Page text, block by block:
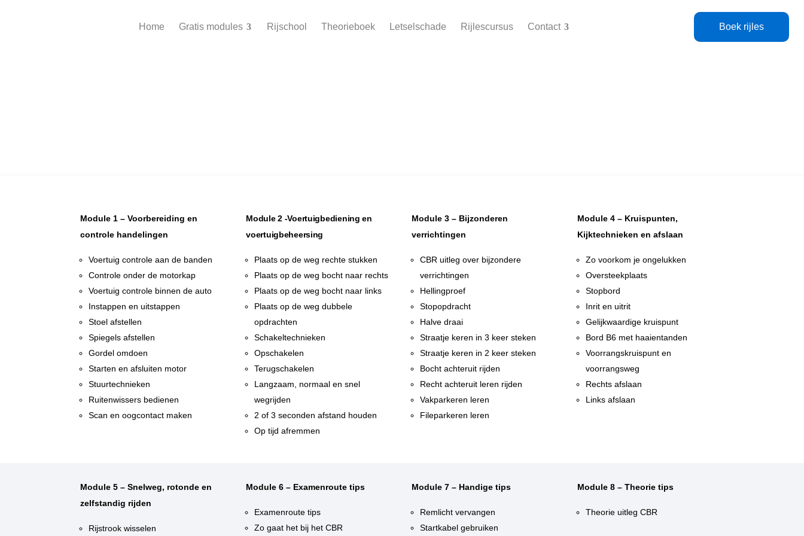
Home Gratis modules Rijschool Theorieboek Letselschade Rijlescursus Contact Boek rijles
Module 1 – Voorbereiding en
controle handelingen
Voertuig controle aan de banden
Controle onder de motorkap
Voertuig controle binnen de auto
Instappen en uitstappen
Stoel afstellen
Spiegels afstellen
Gordel omdoen
Starten en afsluiten motor
Stuurtechnieken
Ruitenwissers bedienen
Scan en oogcontact maken
Module 2 -Voertuigbediening en
voertuigbeheersing
Plaats op de weg rechte stukken
Plaats op de weg bocht naar rechts
Plaats op de weg bocht naar links
Plaats op de weg dubbele
opdrachten
Schakeltechnieken
Opschakelen
Terugschakelen
Langzaam, normaal en snel
wegrijden
2 of 3 seconden afstand houden
Op tijd afremmen
Module 3 – Bijzonderen
verrichtingen
CBR uitleg over bijzondere
verrichtingen
Hellingproef
Stopopdracht
Halve draai
Straatje keren in 3 keer steken
Straatje keren in 2 keer steken
Bocht achteruit rijden
Recht achteruit leren rijden
Vakparkeren leren
Fileparkeren leren
Module 4 – Kruispunten,
Kijktechnieken en afslaan
Zo voorkom je ongelukken
Oversteekplaats
Stopbord
Inrit en uitrit
Gelijkwaardige kruispunt
Bord B6 met haaientanden
Voorrangskruispunt en
voorrangsweg
Rechts afslaan
Links afslaan
Module 5 – Snelweg, rotonde en
zelfstandig rijden
Rijstrook wisselen
Module 6 – Examenroute tips
Examenroute tips
Zo gaat het bij het CBR
Module 7 – Handige tips
Remlicht vervangen
Startkabel gebruiken
Module 8 – Theorie tips
Theorie uitleg CBR